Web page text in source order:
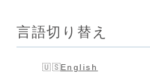
言語切り替え
English